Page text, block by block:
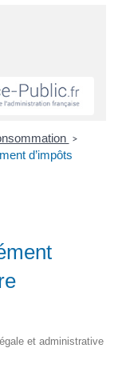
>
d’impôts
et administrative